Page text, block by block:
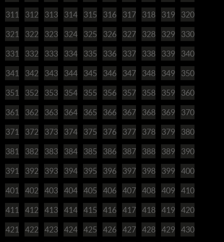
311 312 313 314 315 316 317 318 319 320
321 322 323 324 325 326 327 328 329 330
331 332 333 334 335 336 337 338 339 340
341 342 343 344 345 346 347 348 349 350
351 352 353 354 355 356 357 358 359 360
361 362 363 364 365 366 367 368 369 370
371 372 373 374 375 376 377 378 379 380
381 382 383 384 385 386 387 388 389 390
391 392 393 394 395 396 397 398 399 400
401 402 403 404 405 406 407 408 409 410
411 412 413 414 415 416 417 418 419 420
421 422 423 424 425 426 427 428 429 430